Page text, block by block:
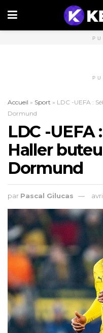
Accueil » Sport » LDC -UEFA :
Dormund
LDC -UEFA
Haller
Dormund
par Pascal Gilucas